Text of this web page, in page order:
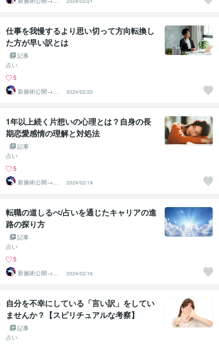
相手意識強制変
化≫◆星桜龍
仕事を我慢するより思い切って方向転換し
た方が早い訳とは
記事
占い
5
新施術公開→≪
相手意識強制変
化≫◆星桜龍
2024/02/20
1年以上続く片想いの心理とは？自身の長
期恋愛感情の理解と対処法
記事
占い
5
新施術公開→≪
相手意識強制変
化≫◆星桜龍
2024/02/19
転職の道しるべ/占いを通じたキャリアの進
路の探り方
記事
占い
5
新施術公開→≪
相手意識強制変
化≫◆星桜龍
2024/02/16
自分を不幸にしている「言い訳」をしてい
ませんか？【スピリチュアルな考察】
記事
占い